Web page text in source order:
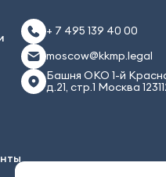
+ 7 495 139 40 00
moscow@kkmp.legal
Башня ОКО 1-й
д.21, стр.1 Москва